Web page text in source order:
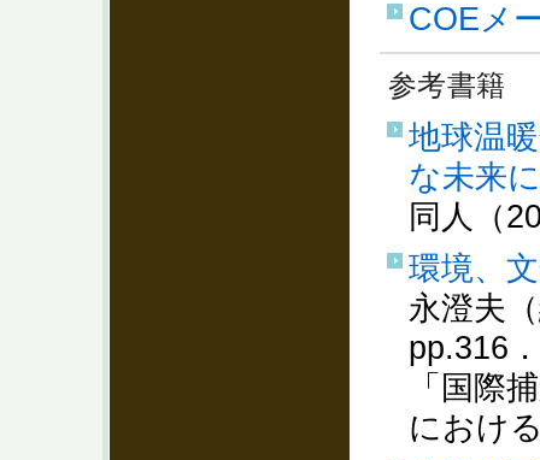
COEメ
参考書籍
地球温
な未来
同人（
環境、
永澄夫
pp.316
「国際
におけ